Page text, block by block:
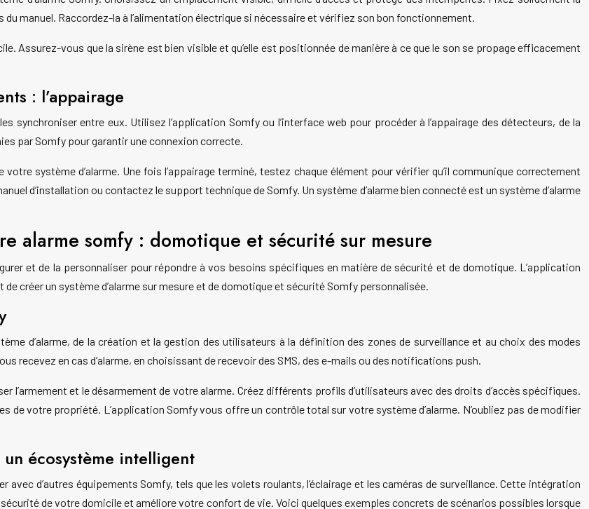
manuel. Raccordez-la à l’alimentation électrique si nécessaire et vérifiez son bon fonctionnement.
Assurez-vous que la sirène est bien visible et qu’elle est positionnée de manière à ce que le son se propage efficacement
: l’appairage
entre eux. Utilisez l’application Somfy ou l’interface web pour procéder à l’appairage des détecteurs, de la
par Somfy pour garantir une connexion correcte.
système d’alarme. Une fois l’appairage terminé, testez chaque élément pour vérifier qu’il communique correctement
d’installation ou contactez le support technique de Somfy. Un système d’alarme bien connecté est un système d’alarme
alarme somfy : domotique et sécurité sur mesure
et de la personnaliser pour répondre à vos besoins spécifiques en matière de sécurité et de domotique. L’application
créer un système d’alarme sur mesure et de domotique et sécurité Somfy personnalisée.
d’alarme, de la création et la gestion des utilisateurs à la définition des zones de surveillance et au choix des modes
recevez en cas d’alarme, en choisissant de recevoir des SMS, des e-mails ou des notifications push.
et le désarmement de votre alarme. Créez différents profils d’utilisateurs avec des droits d’accès spécifiques.
de votre propriété. L’application Somfy vous offre un contrôle total sur votre système d’alarme. N’oubliez pas de modifier
écosystème intelligent
avec d’autres équipements Somfy, tels que les volets roulants, l’éclairage et les caméras de surveillance. Cette intégration
de votre domicile et améliore votre confort de vie. Voici quelques exemples concrets de scénarios possibles lorsque